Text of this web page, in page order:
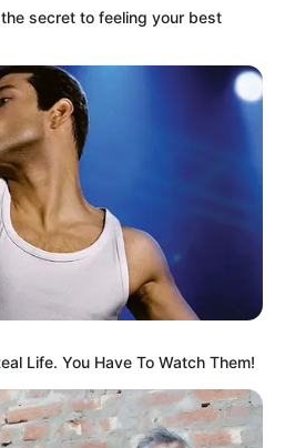
secret to feeling your best
Life. You Have To Watch Them!